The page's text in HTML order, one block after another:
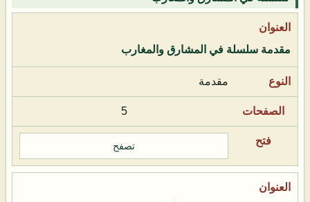
مقدمة سلسلة في المشارق والمغارب
مقدمة
5
تصفح